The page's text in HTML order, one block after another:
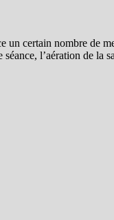
certain nombre de
l’aération de la